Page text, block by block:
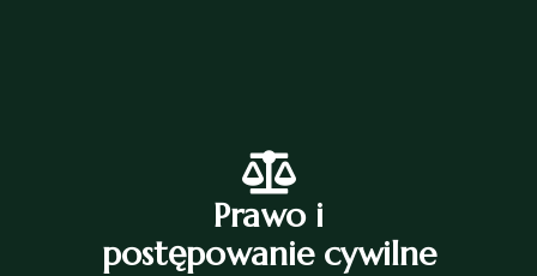
Prawo i
postępowanie cywilne